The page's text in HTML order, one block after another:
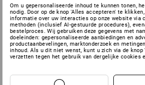
ALTIJD EEN
VERBINDING
Om u gepersonaliseerde inhoud te kunnen tonen,
nodig. Door op de knop 'Alles accepteren' te
informatie over uw interacties op onze website via
methoden (inclusief AI-gestuurde procedures),
bestelproces. Wij gebruiken deze gegevens met
doeleinden: gepersonaliseerde aanbiedingen en
productaanbevelingen, marktonderzoek en
inhoud. Als u dit niet wenst, kunt u zich via de knop
verzetten tegen het gebruik van dergelijke cookies